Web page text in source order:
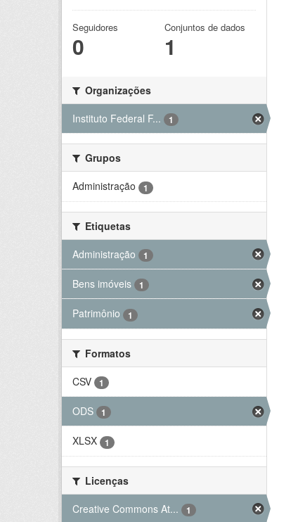
Seguidores
0
Conjuntos de dados
1
Organizações
Instituto Federal F...
1
Grupos
Administração
1
Etiquetas
Administração
1
Bens imóveis 1
Patrimônio 1
Formatos
CSV
1
ODS 1
XLSX 1
Licenças
Creative Commons At...
1